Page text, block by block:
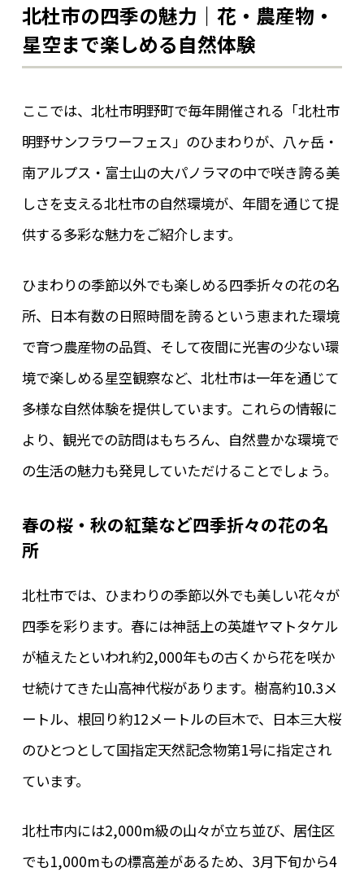
北杜市の四季の魅力｜花・農産物・
星空まで楽しめる自然体験
ここでは、北杜市明野町で毎年開催される「北杜市
明野サンフラワーフェス」のひまわりが、八ヶ岳・
南アルプス・富士山の大パノラマの中で咲き誇る美
しさを支える北杜市の自然環境が、年間を通じて提
供する多彩な魅力をご紹介します。
ひまわりの季節以外でも楽しめる四季折々の花の名
所、日本有数の日照時間を誇るという恵まれた環境
で育つ農産物の品質、そして夜間に光害の少ない環
境で楽しめる星空観察など、北杜市は一年を通じて
多様な自然体験を提供しています。これらの情報に
より、観光での訪問はもちろん、自然豊かな環境で
の生活の魅力も発見していただけることでしょう。
春の桜・秋の紅葉など四季折々の花の名
所
北杜市では、ひまわりの季節以外でも美しい花々が
四季を彩ります。春には神話上の英雄ヤマトタケル
が植えたといわれ約2,000年もの古くから花を咲か
せ続けてきた山高神代桜があります。樹高約10.3メ
ートル、根回り約12メートルの巨木で、日本三大桜
のひとつとして国指定天然記念物第1号に指定され
ています。
北杜市内には2,000m級の山々が立ち並び、居住区
でも1,000mもの標高差があるため、3月下旬から4